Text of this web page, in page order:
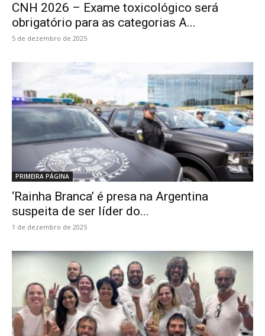
CNH 2026 – Exame toxicológico será
obrigatório para as categorias A...
5 de dezembro de 2025
PRIMEIRA PÁGINA
‘Rainha Branca’ é presa na Argentina
suspeita de ser líder do...
1 de dezembro de 2025